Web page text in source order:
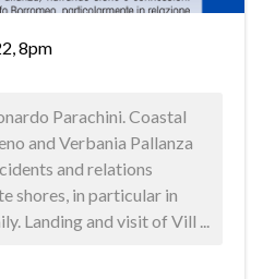
8pm
Parachini. Coastal
and Verbania Pallanza
and relations
shores, in particular in
Landing and visit of Vill ...